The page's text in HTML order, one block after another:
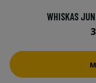
WHISKAS